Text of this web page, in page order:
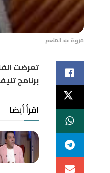
مروة عبد المنعم
تعرضت
برنامج
اقرأ أيضا